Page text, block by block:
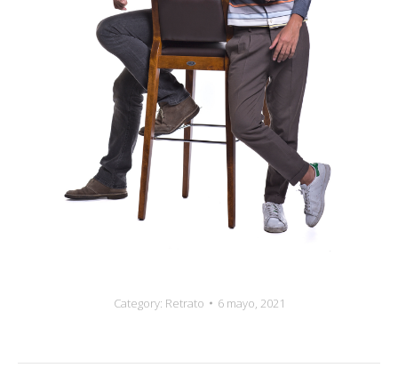
Category: Retrato 6 mayo, 2021